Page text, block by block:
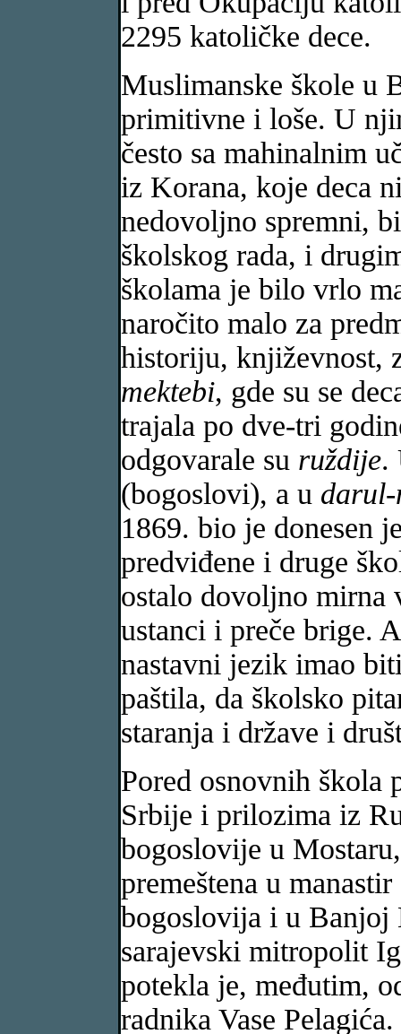
2295 katoličke dece.
Muslimanske škole u
primitivne i loše. U
često sa mahinalnim
iz Korana, koje deca
nedovoljno spremni,
školskog rada, i
školama je bilo vrlo
naročito malo za
historiju, književnost,
mektebi, gde su se
trajala po dve-tri
odgovarale su ruždije.
(bogoslovi), a u
1869. bio je donesen
predviđene i druge
ostalo dovoljno mirna
ustanci i preče brige.
nastavni jezik imao
paštila, da školsko
staranja i države i
Pored osnovnih škola
Srbije i prilozima iz
bogoslovije u
premeštena u
bogoslovija i u Banjoj
sarajevski mitropolit
potekla je, međutim,
radnika Vase